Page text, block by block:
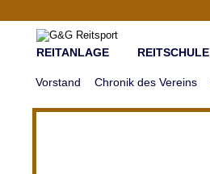
REITANLAGE REITSCHULE
Vorstand Chronik des Vereins